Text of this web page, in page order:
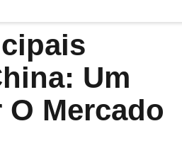
Um
Mercado